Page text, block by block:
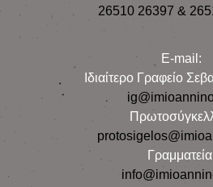
26510 26397 &
E-mail:
Iδιαίτερο Γραφείο